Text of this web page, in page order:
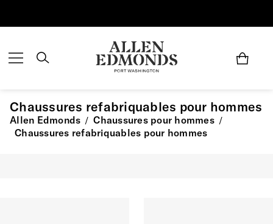
Chaussures refabriquables pour hommes
Allen Edmonds / Chaussures pour hommes /
Chaussures refabriquables pour hommes